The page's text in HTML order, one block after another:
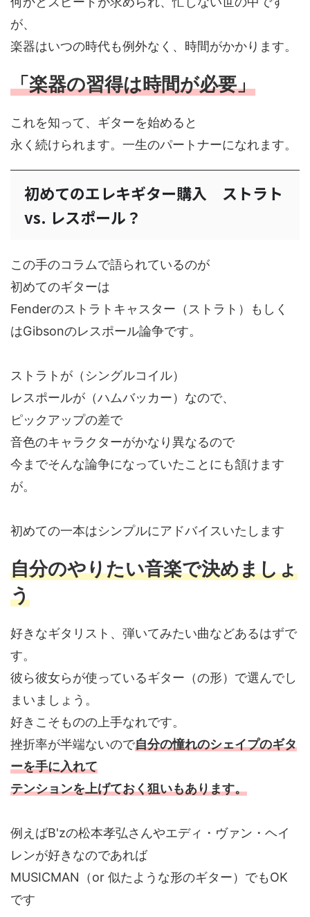
が、
楽器はいつの時代も例外なく、時間がかかります。
「楽器の習得は時間が必要」
これを知って、ギターを始めると
永く続けられます。一生のパートナーになれます。
初めてのエレキギター購入 ストラト
vs. レスポール？
この手のコラムで語られているのが
初めてのギターは
Fenderのストラトキャスター（ストラト）もしく
はGibsonのレスポール論争です。
ストラトが（シングルコイル）
レスポールが（ハムバッカー）なので、
ピックアップの差で
音色のキャラクターがかなり異なるので
今までそんな論争になっていたことにも頷けます
が。
初めての一本はシンプルにアドバイスいたします
自分のやりたい音楽で決めましょ
う
好きなギタリスト、弾いてみたい曲などあるはずで
す。
彼ら彼女らが使っているギター（の形）で選んでし
まいましょう。
好きこそものの上手なれです。
挫折率が半端ないので自分の憧れのシェイプのギタ
ーを手に入れて
テンションを上げておく狙いもあります。
例えばB'zの松本孝弘さんやエディ・ヴァン・ヘイ
レンが好きなのであれば
MUSICMAN（or 似たような形のギター）でもOK
です